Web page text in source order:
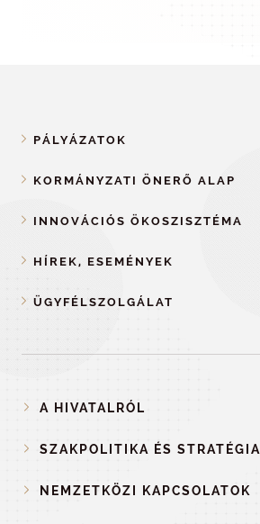
PÁLYÁZATOK
KORMÁNYZATI ÖNERŐ ALAP
INNOVÁCIÓS ÖKOSZISZTÉMA
HÍREK, ESEMÉNYEK
ÜGYFÉLSZOLGÁLAT
A HIVATALRÓL
SZAKPOLITIKA ÉS STRATÉGIA
NEMZETKÖZI KAPCSOLATOK